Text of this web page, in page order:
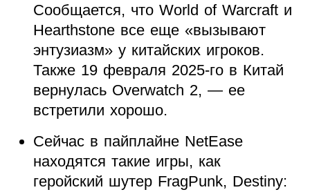
Сообщается, что World of Warcraft и
Hearthstone все еще «вызывают
энтузиазм» у китайских игроков.
Также 19 февраля 2025-го в Китай
вернулась Overwatch 2, — ее
встретили хорошо.
Сейчас в пайплайне NetEase
находятся такие игры, как
геройский шутер FragPunk, Destiny: